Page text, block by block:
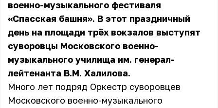
военно-музыкального фестиваля
«Спасская башня». В этот праздничный
день на площади трёх вокзалов выступят
суворовцы Московского военно-
музыкального училища им. генерал-
лейтенанта В.М. Халилова.
Много лет подряд Оркестр суворовцев
Московского военно-музыкального